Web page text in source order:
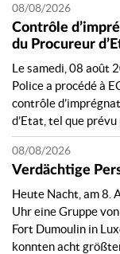
Mini-Hesper »
et des cyles
travail de la
la police de la
de ces
cadre, les
du Goupe
monter sur
il y a 3
#Wanted🇩🇪
Contrôle
du Procureur
08/08/2026
Le samedi, 08 août
Police a procédé à
contrôle
d’Etat, tel que prévu
Verdächtige
08/08/2026
Heute Nacht, am 8.
Uhr eine Gruppe
Fort Dumoulin in
konnten acht